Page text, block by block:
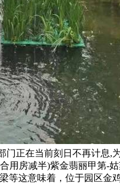
正在当前刻日不再计息
用房减半)紫金翡丽甲第-
等这意味着，位于园区